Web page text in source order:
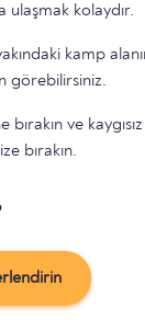
ulaşmak kolaydır.
kamp
görebilirsiniz.
ve
bırakın.